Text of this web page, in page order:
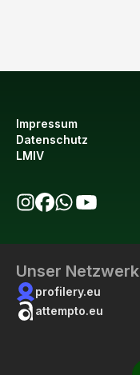
Impressum
Datenschutz
LMIV
Unser Netzwerk
profilery.eu
attempto.eu